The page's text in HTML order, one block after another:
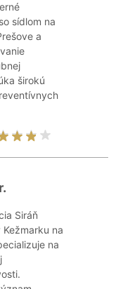
sídlom na
a
širokú
Siráň
na
na